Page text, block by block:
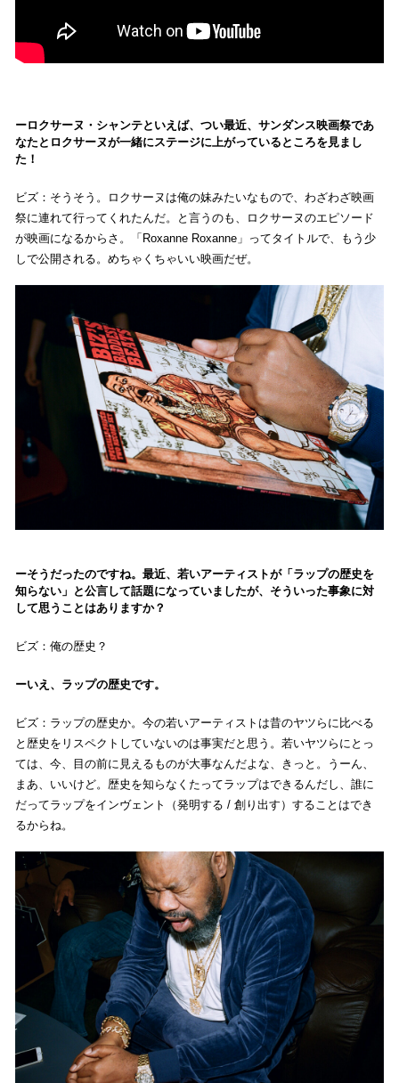
ロクサーヌ・シャンテといえば、つい最近、サンダンス映画祭であ
なたとロクサーヌが一緒にステージに上がっているところを見まし
た！
ビズ：そうそう。ロクサーヌは俺の妹みたいなもので、わざわざ映画
祭に連れて行ってくれたんだ。と言うのも、ロクサーヌのエピソード
が映画になるからさ。「Roxanne Roxanne」ってタイトルで、もう少
しで公開される。めちゃくちゃいい映画だぜ。
そうだったのですね。最近、若いアーティストが「ラップの歴史を
知らない」と公言して話題になっていましたが、そういった事象に対
して思うことはありますか？
ビズ：俺の歴史？
いえ、ラップの歴史です。
ビズ：ラップの歴史か。今の若いアーティストは昔のヤツらに比べる
と歴史をリスペクトしていないのは事実だと思う。若いヤツらにとっ
ては、今、目の前に見えるものが大事なんだよな、きっと。うーん、
まあ、いいけど。歴史を知らなくたってラップはできるんだし、誰に
だってラップをインヴェント（発明する / 創り出す）することはでき
るからね。